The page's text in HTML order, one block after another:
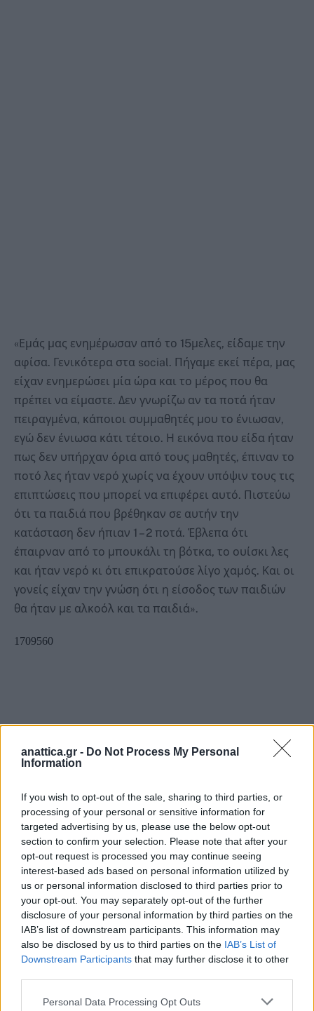
anattica.gr - Do Not Process My Personal
Information
If you wish to opt-out of the sale, sharing to third parties, or
processing of your personal or sensitive information for
targeted advertising by us, please use the below opt-out
section to confirm your selection. Please note that after your
opt-out request is processed you may continue seeing
interest-based ads based on personal information utilized by
us or personal information disclosed to third parties prior to
your opt-out. You may separately opt-out of the further
disclosure of your personal information by third parties on the
IAB’s list of downstream participants. This information may
also be disclosed by us to third parties on the IAB’s List of
Downstream Participants that may further disclose it to other
Personal Data Processing Opt Outs
«Εμάς μας ενημέρωσαν από το 15μελες, είδαμε την
αφίσα. Γενικότερα στα social. Πήγαμε εκεί πέρα, μας
είχαν ενημερώσει μία ώρα και το μέρος που θα
πρέπει να είμαστε. Δεν γνωρίζω αν τα ποτά ήταν
πειραγμένα, κάποιοι συμμαθητές μου το ένιωσαν,
εγώ δεν ένιωσα κάτι τέτοιο. Η εικόνα που είδα ήταν
πως δεν υπήρχαν όρια από τους μαθητές, έπιναν το
ποτό λες ήταν νερό χωρίς να έχουν υπόψιν τους τις
επιπτώσεις που μπορεί να επιφέρει αυτό. Πιστεύω
ότι τα παιδιά που βρέθηκαν σε αυτήν την
κατάσταση δεν ήπιαν 1 – 2 ποτά. Έβλεπα ότι
έπαιρναν από το μπουκάλι τη βότκα, το ουίσκι λες
και ήταν νερό κι ότι επικρατούσε λίγο χαμός. Και οι
γονείς είχαν την γνώση ότι η είσοδος των παιδιών
θα ήταν με αλκοόλ και τα παιδιά».
Από την πλευρά της, μητέρα 15χρονης μαθήτριας
που ήταν στην χοροεσπερίδα, αναφέρει:
«Ξέραμε ότι θα πάνε σε αυτό το πάρτι, ξέραμε ότι
είναι κλαμπ που σερβίρουν αλκοόλ αλλά ξέραμε
επίσης ότι θα είναι χοροεσπερίδα και ότι θα είναι
μόνο σχολεία εκεί πέρα. Γνωρίζαμε ότι θα είναι όλα